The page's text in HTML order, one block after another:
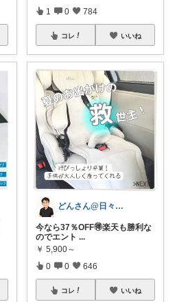
1 0 784
コレ いいね
どんさん@日々の生活に彩りを
今なら37％OFF🉐楽天も勝利な
のでエント ...
￥ 5,900～
0 0 646
コレ いいね